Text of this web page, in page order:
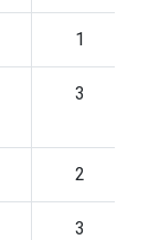
1
3
2
3